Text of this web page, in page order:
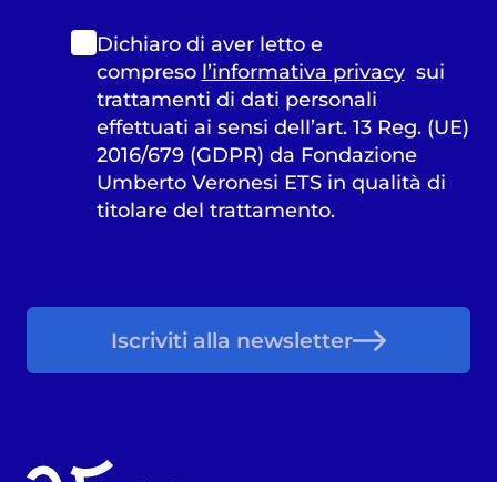
Dichiaro di aver letto e
compreso l’informativa privacysui
trattamenti di dati personali
effettuati ai sensi dell’art. 13 Reg. (UE)
2016/679 (GDPR) da Fondazione
Umberto Veronesi ETS in qualità di
titolare del trattamento.
Iscriviti alla newsletter